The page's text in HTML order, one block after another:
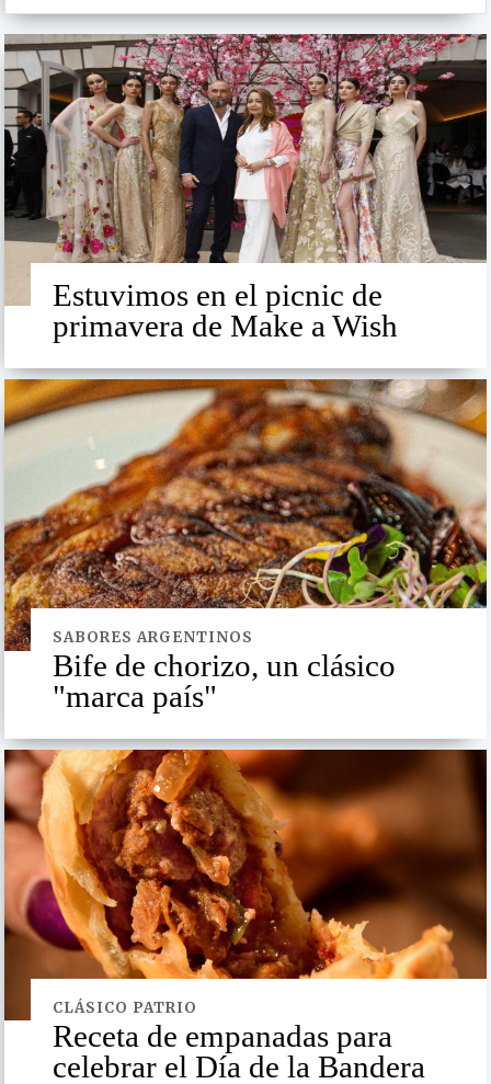
Estuvimos en el picnic de
primavera de Make a Wish
SABORES ARGENTINOS
Bife de chorizo, un clásico
"marca país"
CLÁSICO PATRIO
Receta de empanadas para
celebrar el Día de la Bandera